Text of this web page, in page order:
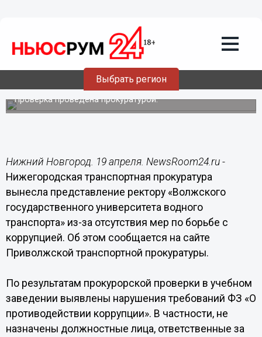
Выбрать регион
Нарушения законодательства о
противодействии коррупции
выявлены в нижегородском Водном
Проверка проведена прокуратурой.
Нижний Новгород. 19 апреля. NewsRoom24.ru -
Нижегородская транспортная прокуратура
вынесла представление ректору «Волжского
государственного университета водного
транспорта» из-за отсутствия мер по борьбе с
коррупцией. Об этом сообщается на сайте
Приволжской транспортной прокуратуры.
По результатам прокурорской проверки в учебном
заведении выявлены нарушения требований ФЗ «О
противодействии коррупции». В частности, не
назначены должностные лица, ответственные за